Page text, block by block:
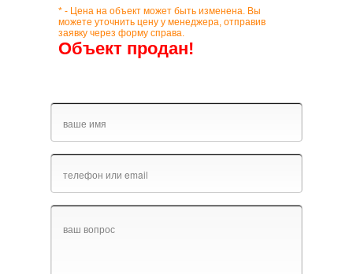
* - Цена на объект может быть изменена. Вы
можете уточнить цену у менеджера, отправив
заявку через форму справа.
Объект продан!